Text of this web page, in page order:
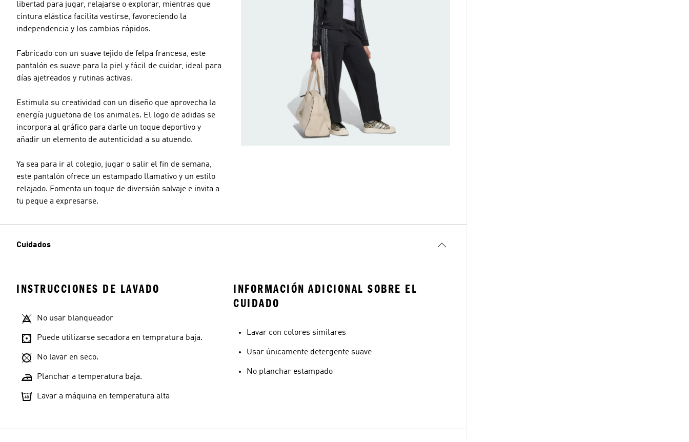
libertad para jugar, relajarse o explorar, mientras que
cintura elástica facilita vestirse, favoreciendo la
independencia y los cambios rápidos.
Fabricado con un suave tejido de felpa francesa, este
pantalón es suave para la piel y fácil de cuidar, ideal para
días ajetreados y rutinas activas.
Estimula su creatividad con un diseño que aprovecha la
energía juguetona de los animales. El logo de adidas se
incorpora al gráfico para darle un toque deportivo y
añadir un elemento de autenticidad a su atuendo.
Ya sea para ir al colegio, jugar o salir el fin de semana,
este pantalón ofrece un estampado llamativo y un estilo
relajado. Fomenta un toque de diversión salvaje e invita a
tu peque a expresarse.
Cuidados
INSTRUCCIONES DE LAVADO
No usar blanqueador
Puede utilizarse secadora en tempratura baja.
No lavar en seco.
Planchar a temperatura baja.
Lavar a máquina en temperatura alta
INFORMACIÓN ADICIONAL SOBRE EL
CUIDADO
Lavar con colores similares
Usar únicamente detergente suave
No planchar estampado